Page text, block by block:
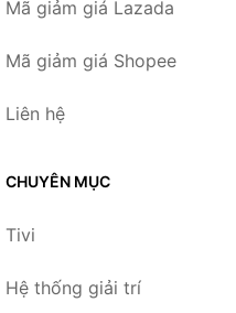
Mã giảm giá Lazada
Mã giảm giá Shopee
Liên hệ
CHUYÊN MỤC
Tivi
Hệ thống giải trí